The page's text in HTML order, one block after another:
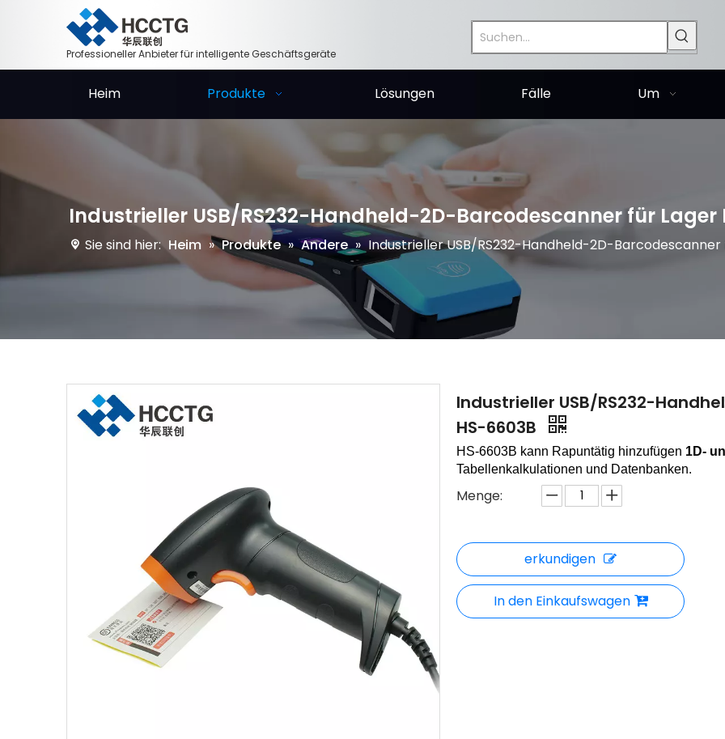
Professioneller Anbieter für intelligente Geschäftsgeräte
Heim Produkte Lösungen Fälle Um
Industrieller USB/RS232-Handheld-2D-Barcodescanner für Lager
Sie sind hier: Heim » Produkte » Andere » Industrieller USB/RS232-Handheld-2D-Barcodescanner
Industrieller USB/RS232-
HS-6603B
HS-6603B kann Rapuntätig hinzufügen 1D-
Tabellenkalkulationen und Datenbanken.
Menge:
erkundigen
In den Einkaufswagen